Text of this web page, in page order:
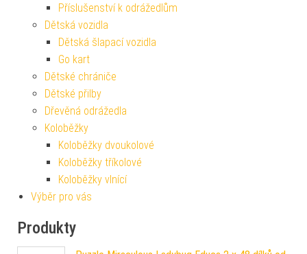
Příslušenství k odrážedlům
Dětská vozidla
Dětská šlapací vozidla
Go kart
Dětské chrániče
Dětské přilby
Dřevěná odrážedla
Koloběžky
Koloběžky dvoukolové
Koloběžky tříkolové
Koloběžky vlnící
Výběr pro vás
Produkty